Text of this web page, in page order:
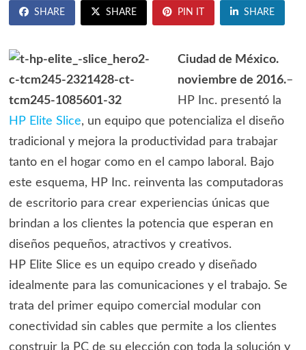
SHARE SHARE PIN IT SHARE
Ciudad de México.
noviembre de 2016.–
HP Inc. presentó la
HP Elite Slice, un equipo que potencializa el diseño
tradicional y mejora la productividad para trabajar
tanto en el hogar como en el campo laboral. Bajo
este esquema, HP Inc. reinventa las computadoras
de escritorio para crear experiencias únicas que
brindan a los clientes la potencia que esperan en
diseños pequeños, atractivos y creativos.
HP Elite Slice es un equipo creado y diseñado
idealmente para las comunicaciones y el trabajo. Se
trata del primer equipo comercial modular con
conectividad sin cables que permite a los clientes
construir la PC de su elección con toda la solución y